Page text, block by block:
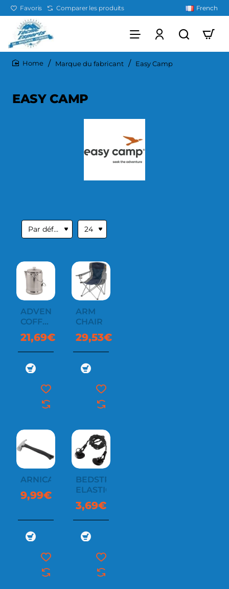
Favoris Comparer les produits French
Marque du fabricant Easy Camp
EASY CAMP
ADVENTURE
COFFEE
POT
21,69€
ARM
CHAIR
29,53€
ARNICA
9,99€
BEDSTRAW
ELASTIC
3,69€